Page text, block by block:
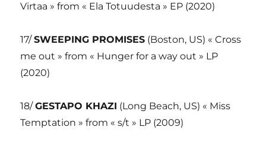
Virtaa » from « Ela Totuudesta » EP (2020)
17/SWEEPING PROMISES (Boston, US) « Cross
me out » from « Hunger for a way out » LP
(2020)
18/GESTAPO KHAZI (Long Beach, US) « Miss
Temptation » from « s/t » LP (2009)